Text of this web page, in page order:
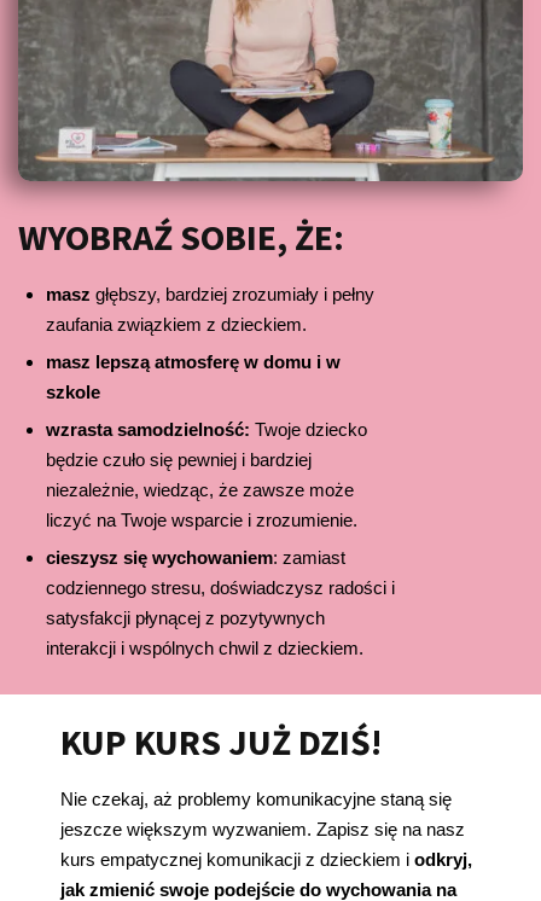
WYOBRAŹ SOBIE, ŻE:
masz głębszy, bardziej zrozumiały i pełny
zaufania związkiem z dzieckiem.
masz lepszą atmosferę w domu i w
szkole
wzrasta samodzielność: Twoje dziecko
będzie czuło się pewniej i bardziej
niezależnie, wiedząc, że zawsze może
liczyć na Twoje wsparcie i zrozumienie.
cieszysz się wychowaniem: zamiast
codziennego stresu, doświadczysz radości i
satysfakcji płynącej z pozytywnych
interakcji i wspólnych chwil z dzieckiem.
KUP KURS JUŻ DZIŚ!
Nie czekaj, aż problemy komunikacyjne staną się
jeszcze większym wyzwaniem. Zapisz się na nasz
kurs empatycznej komunikacji z dzieckiem i odkryj,
jak zmienić swoje podejście do wychowania na